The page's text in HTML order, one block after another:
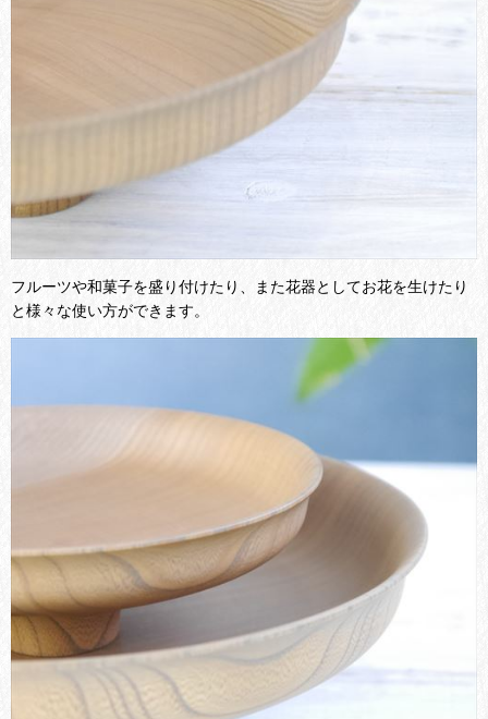
フルーツや和菓子を盛り付けたり、また花器としてお花を生けたり
と様々な使い方ができます。